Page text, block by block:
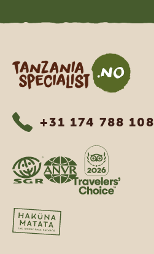
Tanzania Specialist
+31 174 788 108